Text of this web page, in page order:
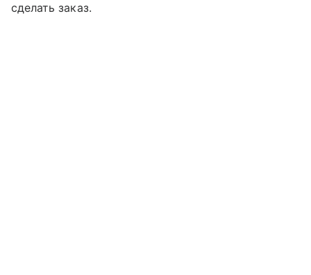
сделать заказ.